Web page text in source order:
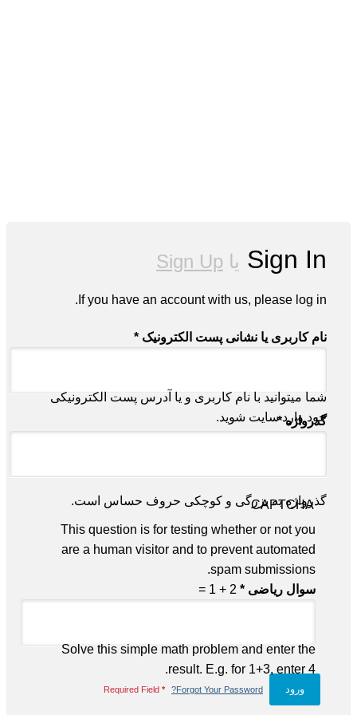
Sign In یا Sign Up
If you have an account with us, please log in.
نام کاربری یا نشانی پست الکترونیک *
شما میتوانید با نام کاربری و یا آدرس پست الکترونیکی
خود وارد سایت شوید.
گذرواژه*
گذرواژه به بزرگی و کوچکی حروف حساس است.
CAPTCHA
This question is for testing whether or not you
are a human visitor and to prevent automated
spam submissions.
سوال ریاضی *
Solve this simple math problem and enter the
result. E.g. for 1+3, enter 4.
Forgot Your Password?
*